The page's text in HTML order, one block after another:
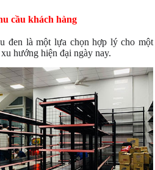
cầu khách hàng
đen là một lựa chọn hợp lý cho một
hướng hiện đại ngày nay.